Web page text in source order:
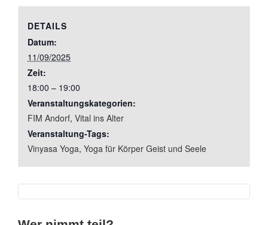
DETAILS
Datum:
11/09/2025
Zeit:
18:00 – 19:00
Veranstaltungskategorien:
FIM Andorf,Vital ins Alter
Veranstaltung-Tags:
Vinyasa Yoga,Yoga für Körper Geist und Seele